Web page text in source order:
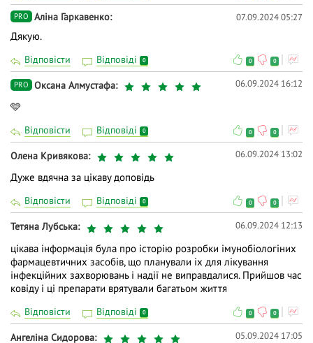
PRO Аліна Гаркавенко 07.09.2024 05:27
Дякую.
Відповісти Відповіді 0 0 0
PRO Оксана Алмустафа 06.09.2024 16:12
🩵
Відповісти Відповіді 0 0 0
Олена Кривякова 06.09.2024 13:02
Дуже вдячна за цікаву доповідь
Відповісти Відповіді 0 0 0
Тетяна Лубська 06.09.2024 12:13
цікава інформація була про історію розробки імунобіологіних
фармацевтичних засобів, що планували іх для лікування
інфекційних захворювань і надії не виправдалися. Прийшов час
ковіду і ці препарати врятували багатьом життя
Відповісти Відповіді 0 0 0
Ангеліна Сидорова 05.09.2024 17:05